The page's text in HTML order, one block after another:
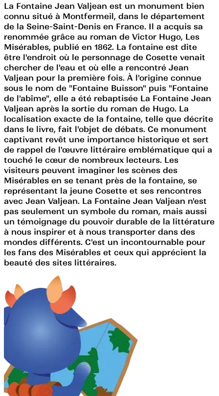
La Fontaine Jean Valjean est un monument bien
connu situé à Montfermeil, dans le département
de la Seine-Saint-Denis en France. Il a acquis sa
renommée grâce au roman de Victor Hugo, Les
Misérables, publié en 1862. La fontaine est dite
être l'endroit où le personnage de Cosette venait
chercher de l'eau et où elle a rencontré Jean
Valjean pour la première fois. À l'origine connue
sous le nom de "Fontaine Buisson" puis "Fontaine
de l'abîme", elle a été rebaptisée La Fontaine Jean
Valjean après la sortie du roman de Hugo. La
localisation exacte de la fontaine, telle que décrite
dans le livre, fait l'objet de débats. Ce monument
captivant revêt une importance historique et sert
de rappel de l'œuvre littéraire emblématique qui a
touché le cœur de nombreux lecteurs. Les
visiteurs peuvent imaginer les scènes des
Misérables en se tenant près de la fontaine, se
représentant la jeune Cosette et ses rencontres
avec Jean Valjean. La Fontaine Jean Valjean n'est
pas seulement un symbole du roman, mais aussi
un témoignage du pouvoir durable de la littérature
à nous inspirer et à nous transporter dans des
mondes différents. C'est un incontournable pour
les fans des Misérables et ceux qui apprécient la
beauté des sites littéraires.